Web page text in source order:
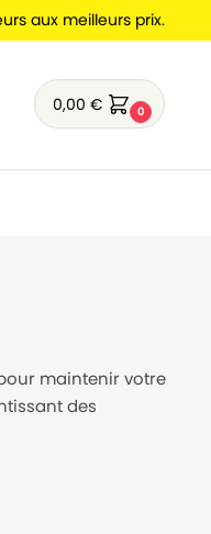
aux meilleurs prix.
0,00€ 0
maintenir votre
des